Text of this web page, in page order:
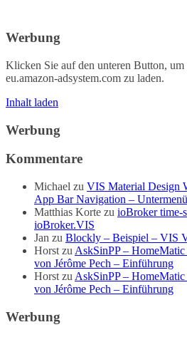
Werbung
Klicken Sie auf den unteren Button,
eu.amazon-adsystem.com zu laden.
Inhalt laden
Werbung
Kommentare
Michael zu VIS Material Design
App Bar Navigation –
Matthias Korte zu ioBroker time-
ioBroker.VIS
Jan zu Blockly – Beispiel – VIS
Horst zu AskSinPP –
von Jérôme Pech – Einführung
Horst zu AskSinPP –
von Jérôme Pech – Einführung
Werbung